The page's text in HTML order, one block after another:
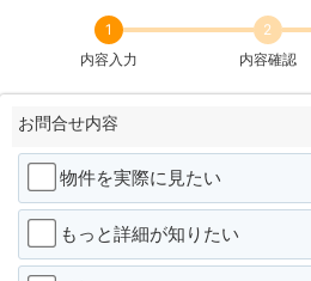
1
内容入力
2
内容確認
お問合せ内容
物件を実際に見たい
もっと詳細が知りたい